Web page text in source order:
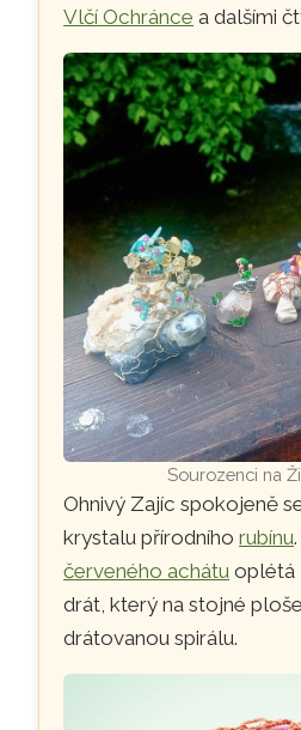
Vlčí Ochránce a dalšími
Sourozenci na
Ohnivý Zajíc spokojeně
krystalu přírodníhorubínu
červeného achátu oplétá
drát, který na stojné
drátovanou spirálu.